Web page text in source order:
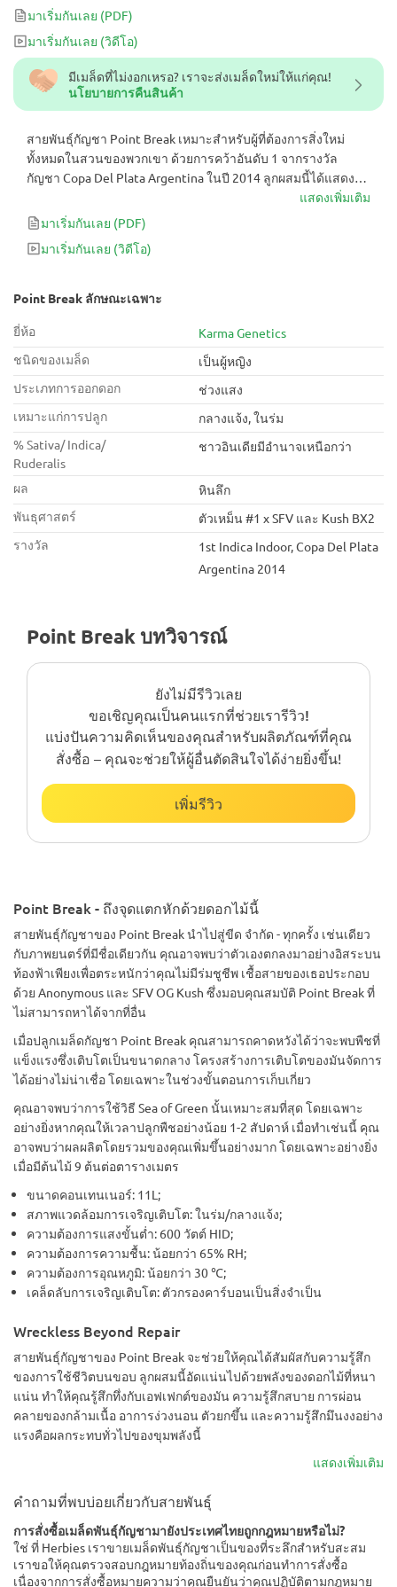
มีเมล็ดที่ไม่งอกเหรอ? เราจะส่งเมล็ดใหม่ให้แก่คุณ!
นโยบายการคืนสินค้า
สายพันธุ์กัญชา Point Break เหมาะสำหรับผู้ที่ต้องการสิ่งใหม่
ทั้งหมดในสวนของพวกเขา ด้วยการคว้าอันดับ 1 จากรางวัล
กัญชา Copa Del Plata Argentina ในปี 2014 ลูกผสมนี้ได้แสดงให้
เห็นคุณค่าแล้ว คุณจะพบกับดอกตูมที่มีโทนสีสกั๊งค์-สมุนไพร-
หวาน จำนวนมากหลังจากดอกบาน 9 สัปดาห์
แสดงเพิ่มเติม
มาเริ่มกันเลย (PDF)
มาเริ่มกันเลย (วิดีโอ)
Point Break ลักษณะเฉพาะ
ยี่ห้อ
Karma Genetics
ชนิดของเมล็ด
เป็นผู้หญิง
ประเภทการออกดอก
ช่วงแสง
เหมาะแก่การปลูก
กลางแจ้ง, ในร่ม
% Sativa/ Indica/
Ruderalis
ชาวอินเดียมีอำนาจเหนือกว่า
ผล
หินลึก
พันธุศาสตร์
ตัวเหม็น #1 x SFV และ Kush BX2
รางวัล
1st Indica Indoor, Copa Del Plata
Argentina 2014
Point Break บทวิจารณ์
ยังไม่มีรีวิวเลย
ขอเชิญคุณเป็นคนแรกที่ช่วยเรารีวิว!
แบ่งปันความคิดเห็นของคุณสำหรับผลิตภัณฑ์ที่คุณ
สั่งซื้อ – คุณจะช่วยให้ผู้อื่นตัดสินใจได้ง่ายยิ่งขึ้น!
เพิ่มรีวิว
บาน 9 สัปดาห์
มาเริ่มกันเลย (PDF)
มาเริ่มกันเลย (วิดีโอ)
Point Break - ถึงจุดแตกหักด้วยดอกไม้นี้
สายพันธุ์กัญชาของ Point Break นำไปสู่ขีด จำกัด - ทุกครั้ง เช่นเดียว
กับภาพยนตร์ที่มีชื่อเดียวกัน คุณอาจพบว่าตัวเองตกลงมาอย่างอิสระบน
ท้องฟ้าเพียงเพื่อตระหนักว่าคุณไม่มีร่มชูชีพ เชื้อสายของเธอประกอบ
ด้วย Anonymous และ SFV OG Kush ซึ่งมอบคุณสมบัติ Point Break ที่
ไม่สามารถหาได้จากที่อื่น
เมื่อปลูกเมล็ดกัญชา Point Break คุณสามารถคาดหวังได้ว่าจะพบพืชที่
แข็งแรงซึ่งเติบโตเป็นขนาดกลาง โครงสร้างการเติบโตของมันจัดการ
ได้อย่างไม่น่าเชื่อ โดยเฉพาะในช่วงขั้นตอนการเก็บเกี่ยว
คุณอาจพบว่าการใช้วิธี Sea of Green นั้นเหมาะสมที่สุด โดยเฉพาะ
อย่างยิ่งหากคุณให้เวลาปลูกพืชอย่างน้อย 1-2 สัปดาห์ เมื่อทำเช่นนี้ คุณ
อาจพบว่าผลผลิตโดยรวมของคุณเพิ่มขึ้นอย่างมาก โดยเฉพาะอย่างยิ่ง
เมื่อมีต้นไม้ 9 ต้นต่อตารางเมตร
ขนาดคอนเทนเนอร์: 11L;
สภาพแวดล้อมการเจริญเติบโต: ในร่ม/กลางแจ้ง;
ความต้องการแสงขั้นต่ำ: 600 วัตต์ HID;
ความต้องการความชื้น: น้อยกว่า 65% RH;
ความต้องการอุณหภูมิ: น้อยกว่า 30 ℃;
เคล็ดลับการเจริญเติบโต: ตัวกรองคาร์บอนเป็นสิ่งจำเป็น
Wreckless Beyond Repair
สายพันธุ์กัญชาของ Point Break จะช่วยให้คุณได้สัมผัสกับความรู้สึก
ของการใช้ชีวิตบนขอบ ลูกผสมนี้อัดแน่นไปด้วยพลังของดอกไม้ที่หนา
แน่น ทำให้คุณรู้สึกทึ่งกับเอฟเฟกต์ของมัน ความรู้สึกสบาย การผ่อน
คลายของกล้ามเนื้อ อาการง่วงนอน ตัวยกขึ้น และความรู้สึกมึนงงอย่าง
แรงคือผลกระทบทั่วไปของขุมพลังนี้
แสดงเพิ่มเติม
คำถามที่พบบ่อยเกี่ยวกับสายพันธุ์
การสั่งซื้อเมล็ดพันธุ์กัญชามายังประเทศไทยถูกกฎหมายหรือไม่?
ใช่ ที่ Herbies เราขายเมล็ดพันธุ์กัญชาเป็นของที่ระลึกสำหรับสะสม
เราขอให้คุณตรวจสอบกฎหมายท้องถิ่นของคุณก่อนทำการสั่งซื้อ
เนื่องจากการสั่งซื้อหมายความว่าคุณยืนยันว่าคุณปฏิบัติตามกฎหมาย